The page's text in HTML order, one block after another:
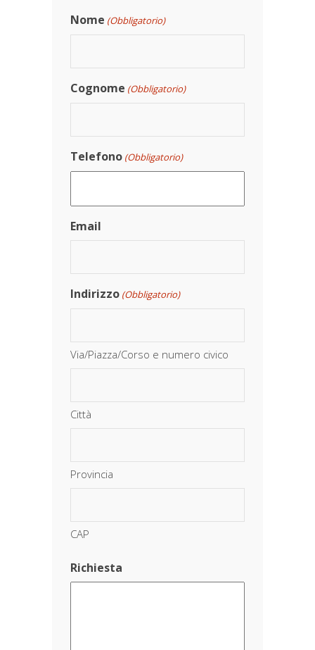
Nome (Obbligatorio)
Cognome (Obbligatorio)
Telefono (Obbligatorio)
Email
Indirizzo (Obbligatorio)
Via/Piazza/Corso e numero civico
Città
Provincia
CAP
Richiesta